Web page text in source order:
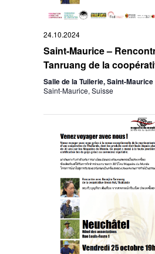
24.10.2024
Saint-Maurice –
Tanruang de la
Salle de la Tuilerie, Saint-Maurice
Saint-Maurice, Suisse